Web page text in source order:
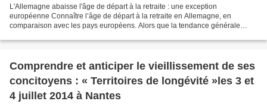
L'Allemagne abaisse l'âge de départ à la retraite : une exception
européenne Connaître l’âge de départ à la retraite en Allemagne, en
comparaison avec les pays européens. Alors que la tendance générale
Comprendre et anticiper le vieillissement de ses
concitoyens : « Territoires de longévité »les 3 et
4 juillet 2014 à Nantes